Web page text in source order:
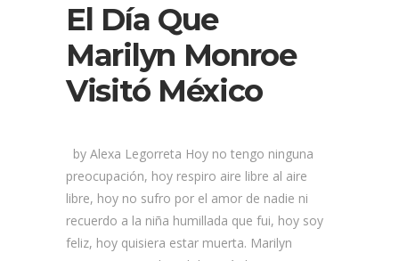
El Día Que
Marilyn Monroe
Visitó México
by Alexa Legorreta Hoy no tengo ninguna
preocupación, hoy respiro aire libre al aire
libre, hoy no sufro por el amor de nadie ni
recuerdo a la niña humillada que fui, hoy soy
feliz, hoy quisiera estar muerta. Marilyn